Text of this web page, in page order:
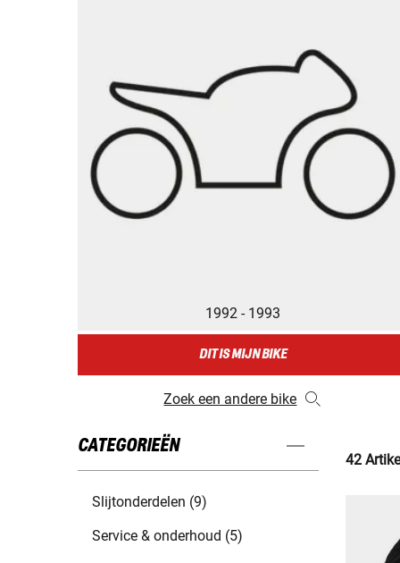
1992 - 1993
DIT IS MIJN BIKE
Zoek een andere bike
CATEGORIEËN
Slijtonderdelen (9)
Service & onderhoud (5)
42